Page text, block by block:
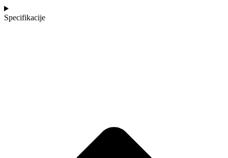
Specifikacije